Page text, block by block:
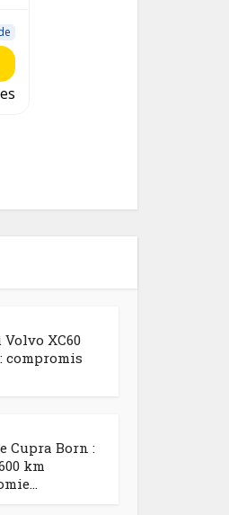
Volvo XC60
compromis
Cupra Born :
km